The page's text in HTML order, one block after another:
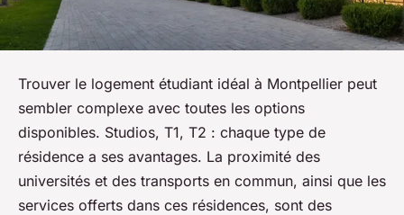
Trouver le logement étudiant idéal à Montpellier peut
sembler complexe avec toutes les options
disponibles. Studios, T1, T2 : chaque type de
résidence a ses avantages. La proximité des
universités et des transports en commun, ainsi que les
services offerts dans ces résidences, sont des